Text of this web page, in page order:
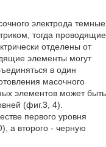
электрода темные
тогда проводящие
отделены от
элементы могут
в один
масочного
элементов может быть
(фиг.3, 4).
первого уровня
а второго - черную